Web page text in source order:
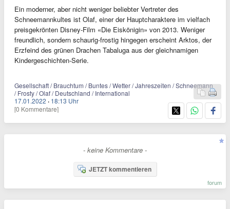
Ein moderner, aber nicht weniger beliebter Vertreter des
Schneemannkultes ist Olaf, einer der Hauptcharaktere im vielfach
preisgekrönten Disney-Film «Die Eiskönigin» von 2013. Weniger
freundlich, sondern schaurig-frostig hingegen erscheint Arktos, der
Erzfeind des grünen Drachen Tabaluga aus der gleichnamigen
Kindergeschichten-Serie.
Gesellschaft / Brauchtum / Buntes / Wetter / Jahreszeiten / Schneemann
/ Frosty / Olaf / Deutschland / International
17.01.2022 · 18:13 Uhr
[0 Kommentare]
- keine Kommentare -
JETZT kommentieren
forum